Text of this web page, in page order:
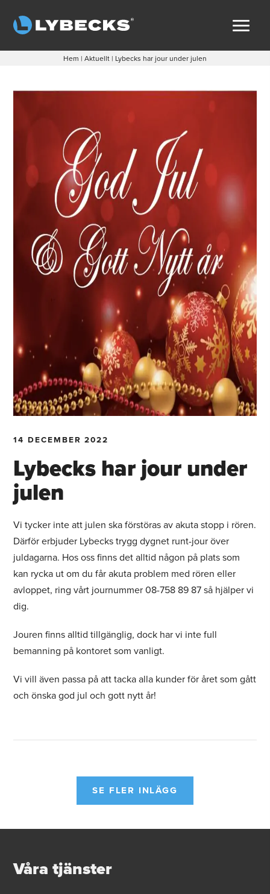
Hem | Aktuellt | Lybecks har jour under julen
14 DECEMBER 2022
Lybecks har jour under
julen
Vi tycker inte att julen ska förstöras av akuta stopp i rören.
Därför erbjuder Lybecks trygg dygnet runt-jour över
juldagarna. Hos oss finns det alltid någon på plats som
kan rycka ut om du får akuta problem med rören eller
avloppet, ring vårt journummer 08-758 89 87 så hjälper vi
dig.
Jouren finns alltid tillgänglig, dock har vi inte full
bemanning på kontoret som vanligt.
Vi vill även passa på att tacka alla kunder för året som gått
och önska god jul och gott nytt år!
SE FLER INLÄGG
Våra tjänster